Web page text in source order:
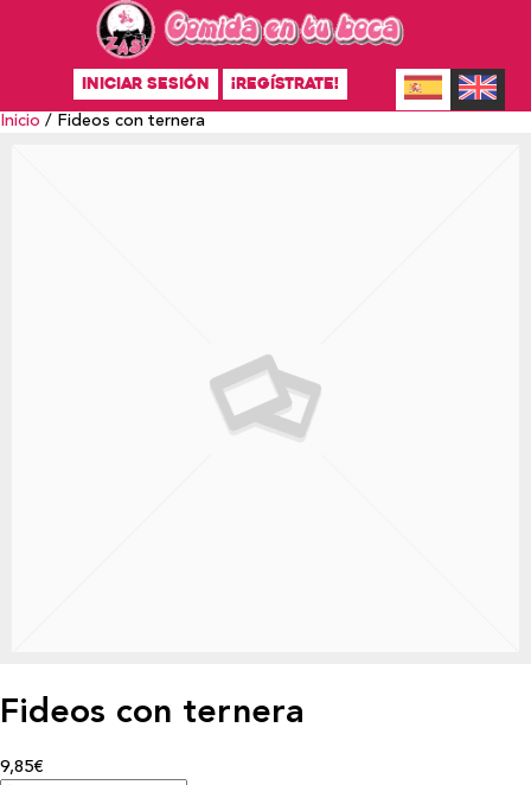
INICIAR SESIÓN ¡REGÍSTRATE!
Inicio / Fideos con ternera
Fideos con ternera
9,85€